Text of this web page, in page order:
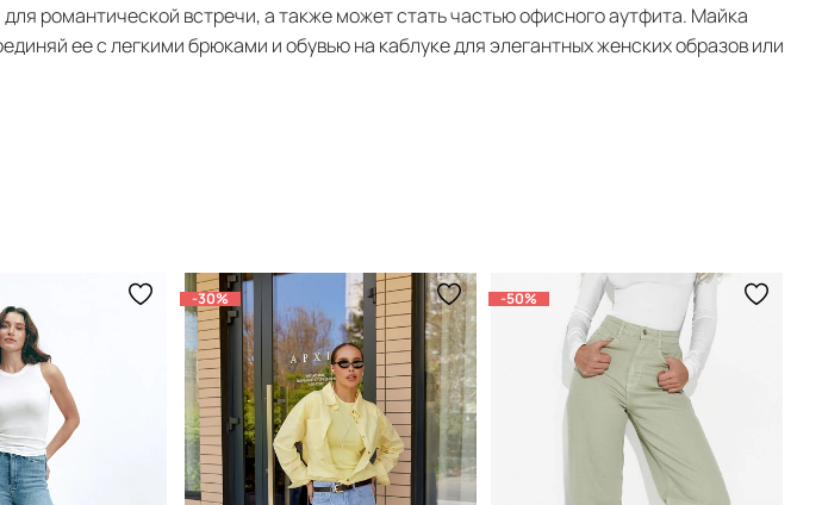
романтической встречи, а также может стать частью офисного аутфита. Майка
ее с легкими брюками и обувью на каблуке для элегантных женских образов или
-30% -50%